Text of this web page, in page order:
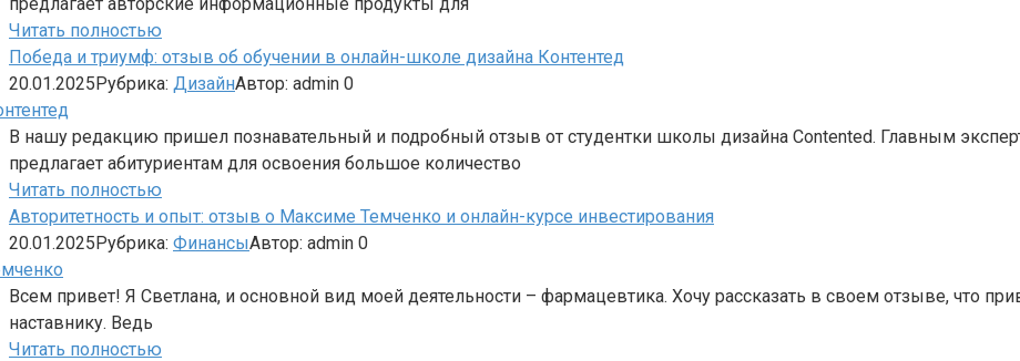
Читать полностью
Победа и триумф: отзыв об обучении в онлайн-школе дизайна Контентед
20.01.2025Рубрика: ДизайнАвтор: admin 0
В нашу редакцию пришел познавательный и подробный отзыв от студентки школы дизайна Contented. Главным
предлагает абитуриентам для освоения большое количество
Читать полностью
Авторитетность и опыт: отзыв о Максиме Темченко и онлайн-курсе инвестирования
20.01.2025Рубрика: ФинансыАвтор: admin 0
Всем привет! Я Светлана, и основной вид моей деятельности – фармацевтика. Хочу рассказать в своем отзыве, что
наставнику. Ведь
Читать полностью